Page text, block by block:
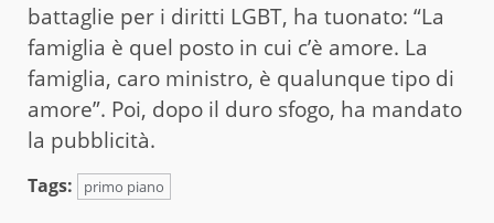
battaglie per i diritti LGBT, ha tuonato: “La
famiglia è quel posto in cui c’è amore. La
famiglia, caro ministro, è qualunque tipo di
amore”. Poi, dopo il duro sfogo, ha mandato
la pubblicità.
Tags: primo piano